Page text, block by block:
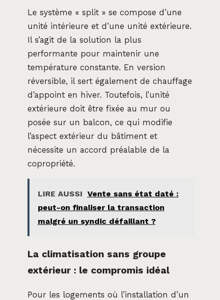
Le système « split » se compose d’une
unité intérieure et d’une unité extérieure.
Il s’agit de la solution la plus
performante pour maintenir une
température constante. En version
réversible, il sert également de chauffage
d’appoint en hiver. Toutefois, l’unité
extérieure doit être fixée au mur ou
posée sur un balcon, ce qui modifie
l’aspect extérieur du bâtiment et
nécessite un accord préalable de la
copropriété.
LIRE AUSSI Vente sans état daté :
peut-on finaliser la transaction
malgré un syndic défaillant ?
La climatisation sans groupe
extérieur : le compromis idéal
Pour les logements où l’installation d’un